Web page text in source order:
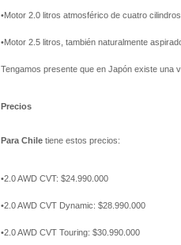
•Motor 2.0 litros atmosférico de cuatro
•Motor 2.5 litros, también naturalmente
Tengamos presente que en Japón existe una
Precios
Para Chile tiene estos precios:
•2.0 AWD CVT: $24.990.000
•2.0 AWD CVT Dynamic: $28.990.000
•2.0 AWD CVT Touring: $30.990.000